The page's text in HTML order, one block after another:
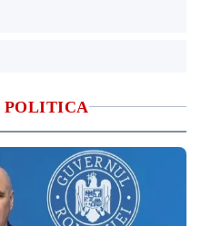
POLITICA